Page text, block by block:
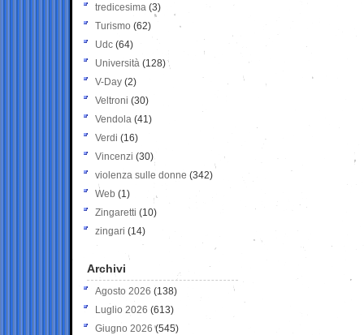
tredicesima (3)
Turismo (62)
Udc (64)
Università (128)
V-Day (2)
Veltroni (30)
Vendola (41)
Verdi (16)
Vincenzi (30)
violenza sulle donne (342)
Web (1)
Zingaretti (10)
zingari (14)
Archivi
Agosto 2026 (138)
Luglio 2026 (613)
Giugno 2026 (545)